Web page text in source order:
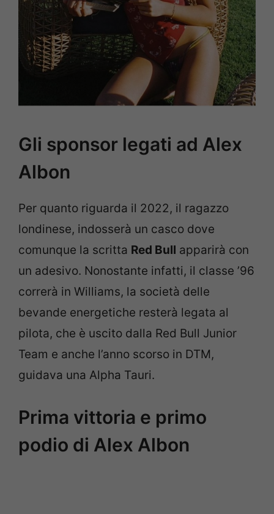
Gli sponsor legati ad Alex
Albon
Per quanto riguarda il 2022, il ragazzo
londinese, indosserà un casco dove
comunque la scritta Red Bull apparirà con
un adesivo. Nonostante infatti, il classe ’96
correrà in Williams, la società delle
bevande energetiche resterà legata al
pilota, che è uscito dalla Red Bull Junior
Team e anche l’anno scorso in DTM,
guidava una Alpha Tauri.
Prima vittoria e primo
podio di Alex Albon